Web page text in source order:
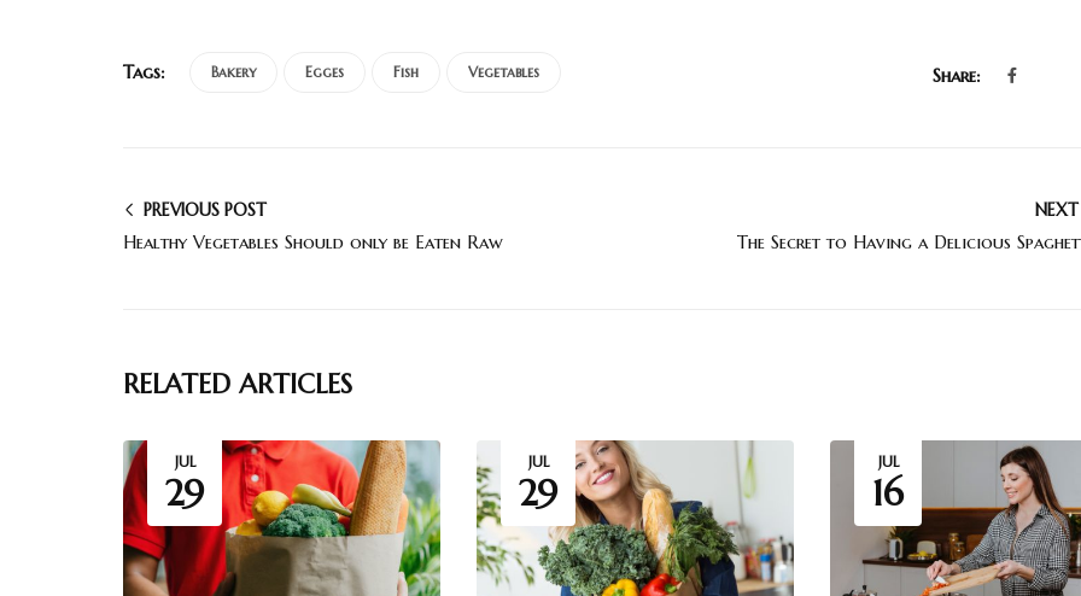
Tags: Bakery Egges Fish Vegetables Share:
PREVIOUS POST
Healthy Vegetables Should only be Eaten Raw
RELATED ARTICLES
JUL
29
JUL
29
JUL
16